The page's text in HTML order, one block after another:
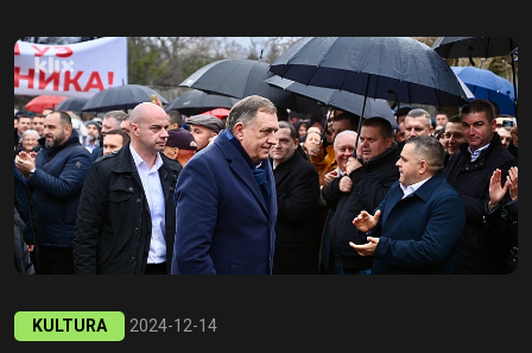
KULTURA 2024-12-14